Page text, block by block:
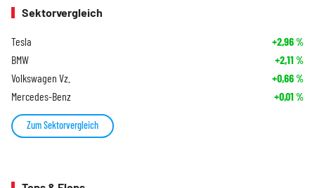
Sektorvergleich
Tesla +2,96%
BMW +2,11 %
Volkswagen Vz. +0,66%
Mercedes-Benz +0,01 %
Zum Sektorvergleich